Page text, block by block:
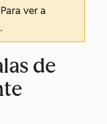
ver a
.
de